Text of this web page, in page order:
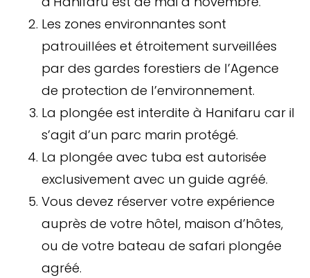
Les zones environnantes sont
patrouillées et étroitement surveillées
par des gardes forestiers de l’Agence
de protection de l’environnement.
La plongée est interdite à Hanifaru car il
s’agit d’un parc marin protégé.
La plongée avec tuba est autorisée
exclusivement avec un guide agréé.
Vous devez réserver votre expérience
auprès de votre hôtel, maison d’hôtes,
ou de votre bateau de safari plongée
agréé.